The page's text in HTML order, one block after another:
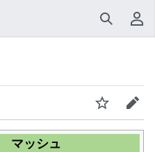
検索 利
ウォッチ編集
マッシュ